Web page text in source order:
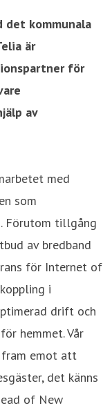
kommunala
är
för
av
med
som
Förutom tillgång
av bredband
för Internet of
i
drift och
hemmet. Vår
emot att
det känns
of New